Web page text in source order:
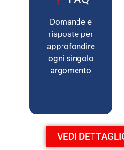
Domande e
risposte per
approfondire
ogni singolo
argomento
VEDI